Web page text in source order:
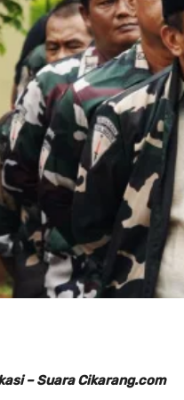
– Suara Cikarang.com